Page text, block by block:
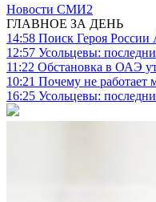
Новости СМИ2
ГЛАВНОЕ ЗА ДЕНЬ
14:58 Поиск Героя России
12:57 Усольцевы:
11:22 Обстановка в ОАЭ
10:21 Почему не работает
16:25 Усольцевы: